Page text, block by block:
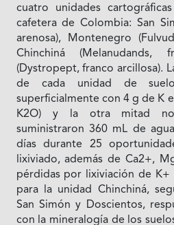
cuatro unidades
cafetera de Colombia: San
arenosa), Montenegro
Chinchiná (Melanudands,
(Dystropept, franco arcillosa).
de cada unidad de
superficialmente con 4 g de K
K2O) y la otra mitad
suministraron 360 mL de
días durante 25
lixiviado, además de Ca2+,
pérdidas por lixiviación de K+
para la unidad Chinchiná,
San Simón y Doscientos,
con la mineralogía de los